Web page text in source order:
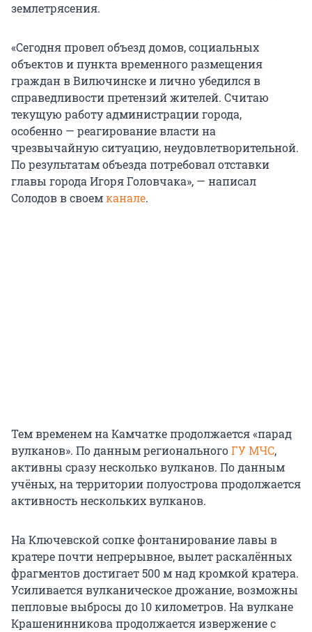
землетрясения.
«Сегодня провел объезд домов, социальных
объектов и пункта временного размещения
граждан в Вилючинске и лично убедился в
справедливости претензий жителей. Считаю
текущую работу администрации города,
особенно — реагирование власти на
чрезвычайную ситуацию, неудовлетворительной.
По результатам объезда потребовал отставки
главы города Игоря Головчака», — написал
Солодов в своемканале.
Тем временем на Камчатке продолжается «парад
вулканов». По данным региональногоГУ МЧС,
активны сразу несколько вулканов. По данным
учёных, на территории полуострова продолжается
активность нескольких вулканов.
На Ключевской сопке фонтанирование лавы в
кратере почти непрерывное, вылет раскалённых
фрагментов достигает 500 м над кромкой кратера.
Усиливается вулканическое дрожание, возможны
пепловые выбросы до 10 километров. На вулкане
Крашенинникова продолжается извержение с